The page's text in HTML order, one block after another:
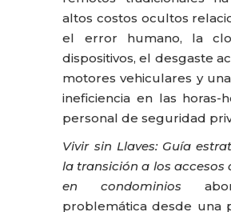
altos costos ocultos
el error humano, la
dispositivos, el desgaste
motores vehiculares y
ineficiencia en las horas-
personal de seguridad
Vivir sin Llaves: Guía
la transición a los accesos
en condominios
problemática desde una